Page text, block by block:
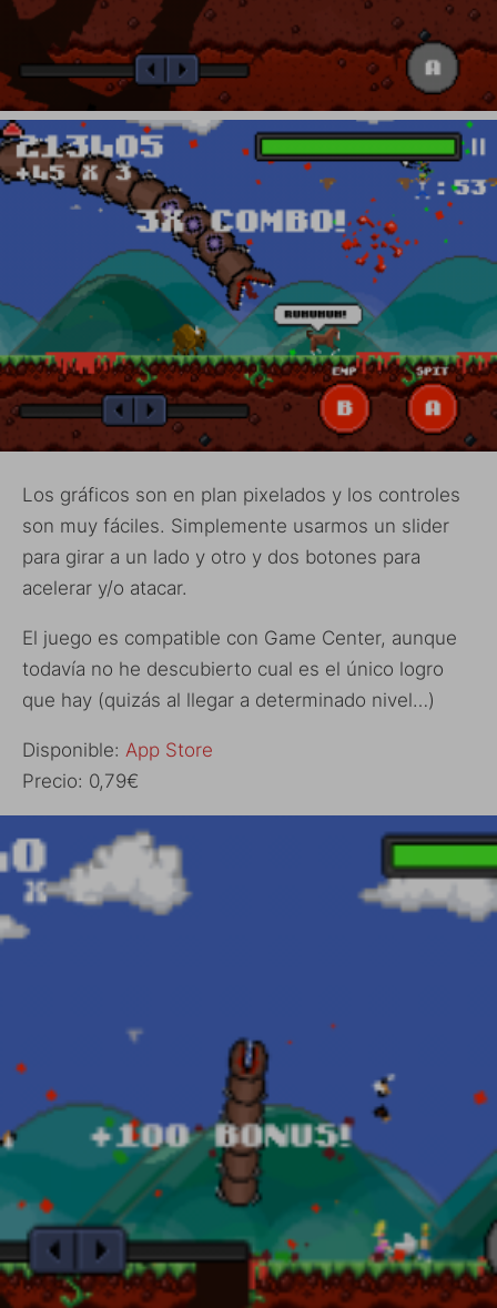
Los gráficos son en plan pixelados y los controles
son muy fáciles. Simplemente usarmos un slider
para girar a un lado y otro y dos botones para
acelerar y/o atacar.
El juego es compatible con Game Center, aunque
todavía no he descubierto cual es el único logro
que hay (quizás al llegar a determinado nivel…)
Disponible: App Store
Precio: 0,79€